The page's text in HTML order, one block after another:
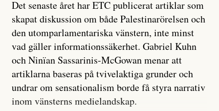
Det senaste året har ETC publicerat artiklar som
skapat diskussion om både Palestinarörelsen och
den utomparlamentariska vänstern, inte minst
vad gäller informationssäkerhet. Gabriel Kuhn
och Ninïan Sassarinis-McGowan menar att
artiklarna baseras på tvivelaktiga grunder och
undrar om sensationalism borde få styra narrativ
inom vänsterns medielandskap.